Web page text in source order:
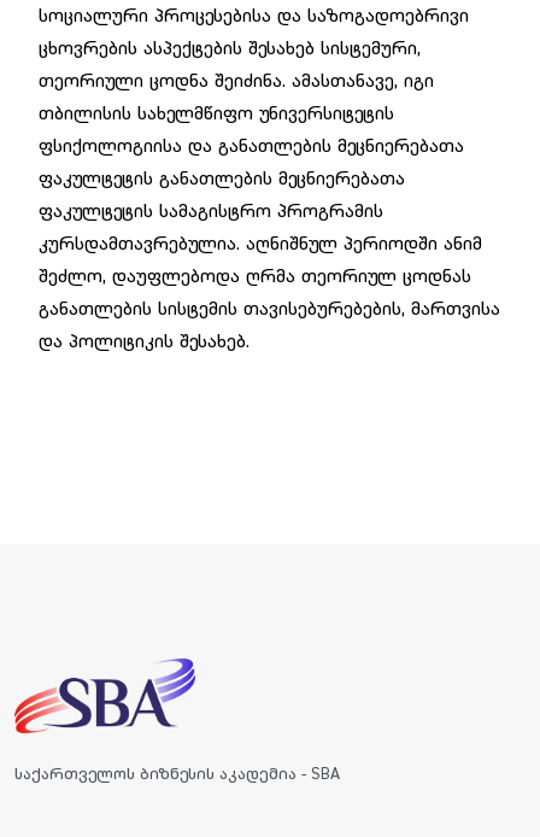
სოციალური პროცესებისა და საზოგადოებრივი
ცხოვრების ასპექტების შესახებ სისტემური,
თეორიული ცოდნა შეიძინა. ამასთანავე, იგი
თბილისის სახელმწიფო უნივერსიტეტის
ფსიქოლოგიისა და განათლების მეცნიერებათა
ფაკულტეტის განათლების მეცნიერებათა
ფაკულტეტის სამაგისტრო პროგრამის
კურსდამთავრებულია. აღნიშნულ პერიოდში ანიმ
შეძლო, დაუფლებოდა ღრმა თეორიულ ცოდნას
განათლების სისტემის თავისებურებების, მართვისა
და პოლიტიკის შესახებ.
საქართველოს ბიზნესის აკადემია - SBA